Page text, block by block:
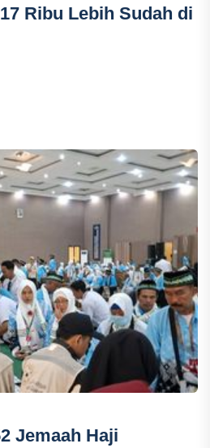
Ribu Lebih Sudah di
Jemaah Haji